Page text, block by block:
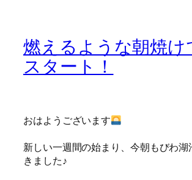
燃えるような朝焼け
スタート！
おはようございます
新しい一週間の始まり、今朝もびわ湖
きました♪